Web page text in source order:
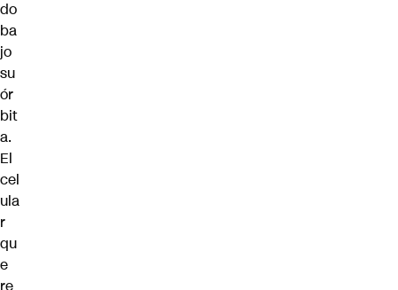
do
ba
jo
su
ór
bit
a.
El
cel
ula
r
qu
e
re